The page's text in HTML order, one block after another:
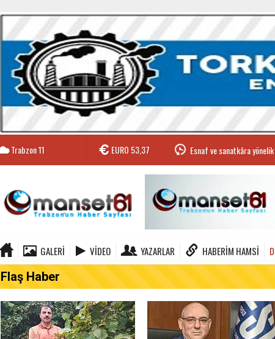
Trabzon11 EURO53,37 Esnaf ve sanatkâra
GALERI VIDEO YAZARLAR HABERIM HAMSI
Flaş Haber
AKÇAABAT ZİRAAT ODASI BAŞKANLIĞINDAN